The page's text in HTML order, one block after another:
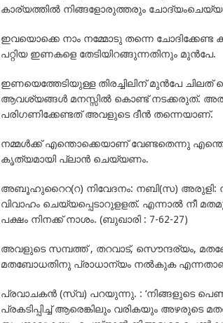
കാര്യത്തില്‍ നിങ്ങളോരുത്തരും
ഇവയൊക്കെ നാം നമ്മോടു തന്നെ ചോദിക്കേണ്ട
പറ്റിയ ഇണകളെ തേടിയിറങ്ങുന്നതിനും മുന്‍പേ.
ഇണയെത്തേടിയുള്ള തിരച്ചിലിന് മുന്‍പേ
ആവശ്യങ്ങള്‍ മനസ്സില്‍ കൊണ്ട് നടക്കരുത്.
പരിഗണിക്കേണ്ടത് അവളുടെ ദീന്‍ തന്നെയാണ്.
നമ്മള്‍ക്ക് എന്തൊക്കെയാണ് വേണ്ടതെന്നു
കൃത്യമായി പ്ലാന്‍ ചെയ്യണം.
അബൂഹുറൈറ(റ) നിവേദനം: നബി(സ) അരുളി:
വിവാഹം ചെയ്യപ്പെടാറുളളത്. എന്നാല്‍ നീ
പക്ഷം നിനക്ക് നാശം. (ബുഖാരി : 7-62-27)
അവളുടെ സമ്പത്ത് , തറവാട്, സൌന്ദര്യം,
മതബോധതിനു പ്രാധാന്യം നല്‍കുക എന്നതാണ്
പ്രവാചകന്‍ (സ്വ) പറയുന്നു. : ‘നിങ്ങളുടെ
പ്രകടിപ്പിച്ച് ആരെങ്കിലും വരികയും അഴരുടെ